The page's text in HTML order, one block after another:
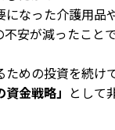
なった介護用
安が減ったこと
めの投資を続
金戦略」 として